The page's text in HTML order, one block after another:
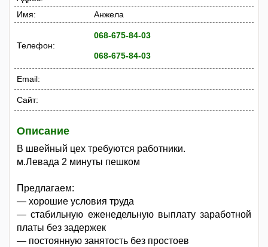
Имя:
Анжела
Телефон:
068-675-84-03
068-675-84-03
Email:
Сайт:
Описание
В швейный цех требуются работники.
м.Левада 2 минуты пешком
Предлагаем:
— хорошие условия труда
— стабильную еженедельную выплату заработной
платы без задержек
— постоянную занятость без простоев